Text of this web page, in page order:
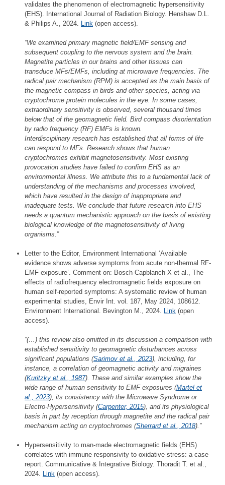
validates the phenomenon of electromagnetic hypersensitivity
(EHS). International Journal of Radiation Biology. Henshaw D.L.
& Philips A., 2024. Link (open access).
“We examined primary magnetic field/EMF sensing and
subsequent coupling to the nervous system and the brain.
Magnetite particles in our brains and other tissues can
transduce MFs/EMFs, including at microwave frequencies. The
radical pair mechanism (RPM) is accepted as the main basis of
the magnetic compass in birds and other species, acting via
cryptochrome protein molecules in the eye. In some cases,
extraordinary sensitivity is observed, several thousand times
below that of the geomagnetic field. Bird compass disorientation
by radio frequency (RF) EMFs is known.
Interdisciplinary research has established that all forms of life
can respond to MFs. Research shows that human
cryptochromes exhibit magnetosensitivity. Most existing
provocation studies have failed to confirm EHS as an
environmental illness. We attribute this to a fundamental lack of
understanding of the mechanisms and processes involved,
which have resulted in the design of inappropriate and
inadequate tests. We conclude that future research into EHS
needs a quantum mechanistic approach on the basis of existing
biological knowledge of the magnetosensitivity of living
organisms.”
Letter to the Editor, Environment International ‘Available
evidence shows adverse symptoms from acute non-thermal RF-
EMF exposure’. Comment on: Bosch-Capblanch X et al., The
effects of radiofrequency electromagnetic fields exposure on
human self-reported symptoms: A systematic review of human
experimental studies, Envir Int. vol. 187, May 2024, 108612.
Environment International. Bevington M., 2024. Link (open
access).
“(…) this review also omitted in its discussion a comparison with
established sensitivity to geomagnetic disturbances across
significant populations (Sarimov et al., 2023), including, for
instance, a correlation of geomagnetic activity and migraines
(Kuritzky et al., 1987). These and similar examples show the
wide range of human sensitivity to EMF exposures (Martel et
al., 2023), its consistency with the Microwave Syndrome or
Electro-Hypersensitivity (Carpenter, 2015), and its physiological
basis in part by reception through magnetite and the radical pair
mechanism acting on cryptochromes (Sherrard et al., 2018).”
Hypersensitivity to man-made electromagnetic fields (EHS)
correlates with immune responsivity to oxidative stress: a case
report. Communicative & Integrative Biology. Thoradit T. et al.,
2024. Link (open access).